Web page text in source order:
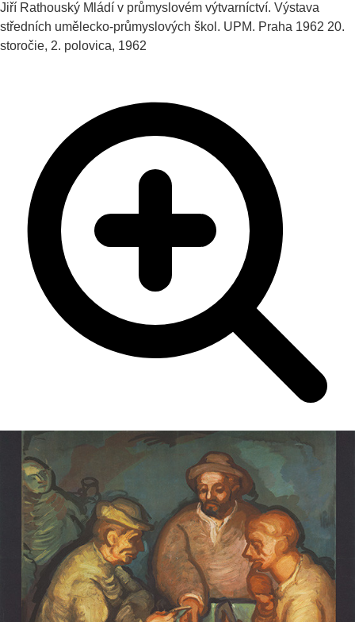
Jiří Rathouský Mládí v průmyslovém výtvarníctví. Výstava
středních umělecko-průmyslových škol. UPM. Praha 1962 20.
storočie, 2. polovica, 1962